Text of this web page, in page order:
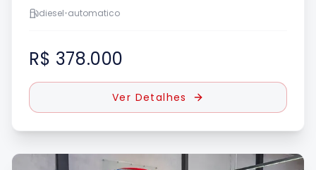
diesel•automatico
R$ 378.000
Ver Detalhes